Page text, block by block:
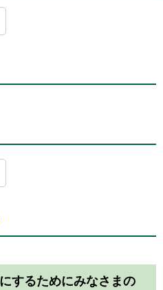
するためにみなさまの